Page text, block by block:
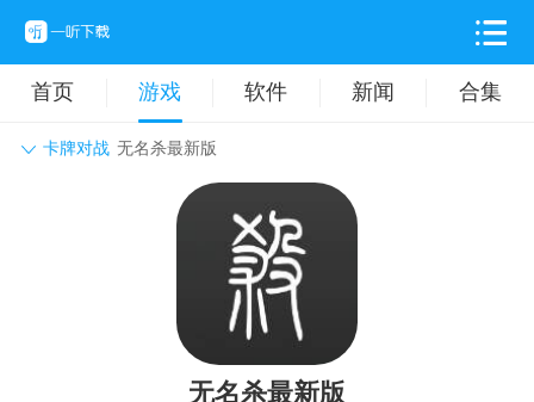
首页 游戏 软件 新闻 合集
卡牌对战 无名杀最新版
动作格斗 休闲益智
卡牌对战 音乐舞蹈
挂机养成
无名杀最新版